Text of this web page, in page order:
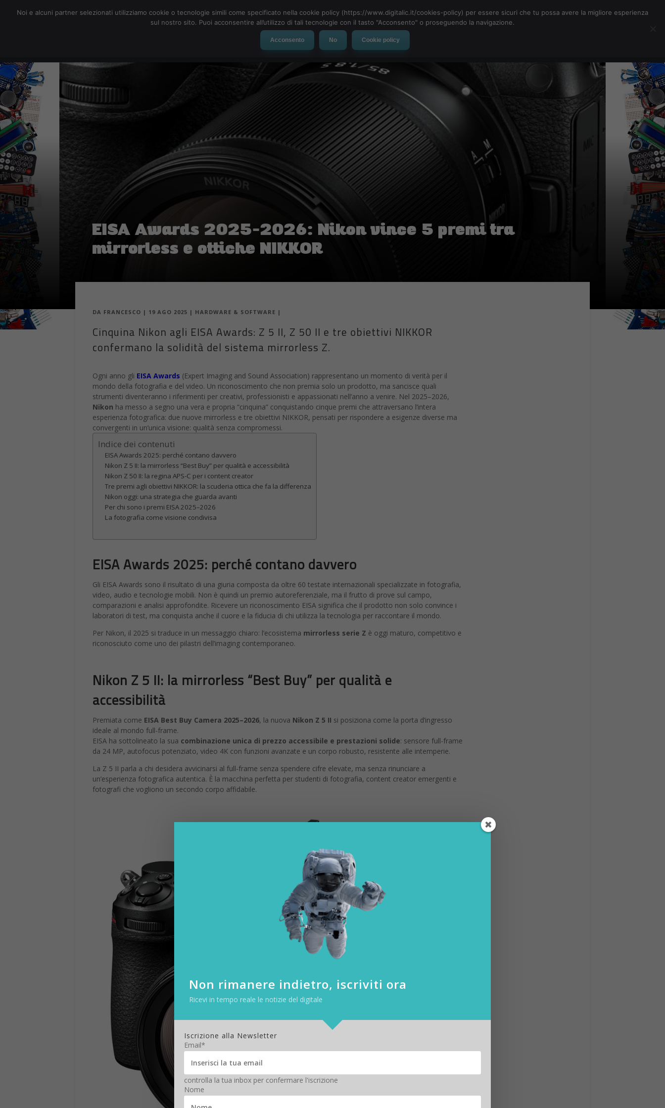
Social Network App Automotive Tech-News
EISA Awards 2025–2026: Nikon vince 5 premi tra
mirrorless e ottiche NIKKOR
DA FRANCESCO | 19 AGO 2025 | HARDWARE & SOFTWARE |
Cinquina Nikon agli EISA Awards: Z 5 II, Z 50 II e tre obiettivi NIKKOR
confermano la solidità del sistema mirrorless Z.
Ogni anno gli EISA Awards (Expert Imaging and Sound Association) rappresentano un momento di verità per il
mondo della fotografia e del video. Un riconoscimento che non premia solo un prodotto, ma sancisce quali
strumenti diventeranno i riferimenti per creativi, professionisti e appassionati nell’anno a venire. Nel 2025–2026,
Nikon ha messo a segno una vera e propria “cinquina” conquistando cinque premi che attraversano l’intera
esperienza fotografica: due nuove mirrorless e tre obiettivi NIKKOR, pensati per rispondere a esigenze diverse ma
convergenti in un’unica visione: qualità senza compromessi.
Indice dei contenuti
EISA Awards 2025: perché contano davvero
Nikon Z 5 II: la mirrorless “Best Buy” per qualità e accessibilità
Nikon Z 50 II: la regina APS-C per i content creator
Tre premi agli obiettivi NIKKOR: la scuderia ottica che fa la differenza
Nikon oggi: una strategia che guarda avanti
Per chi sono i premi EISA 2025–2026
La fotografia come visione condivisa
EISA Awards 2025: perché contano davvero
Gli EISA Awards sono il risultato di una giuria composta da oltre 60 testate internazionali specializzate in fotografia,
video, audio e tecnologie mobili. Non è quindi un premio autoreferenziale, ma il frutto di prove sul campo,
comparazioni e analisi approfondite. Ricevere un riconoscimento EISA significa che il prodotto non solo convince i
laboratori di test, ma conquista anche il cuore e la fiducia di chi utilizza la tecnologia per raccontare il mondo.
Per Nikon, il 2025 si traduce in un messaggio chiaro: l’ecosistema mirrorless serie Z è oggi maturo, competitivo e
riconosciuto come uno dei pilastri dell’imaging contemporaneo.
Nikon Z 5 II: la mirrorless “Best Buy” per qualità e
accessibilità
Premiata come EISA Best Buy Camera 2025–2026, la nuova Nikon Z 5 II si posiziona come la porta d’ingresso
ideale al mondo full-frame.
EISA ha sottolineato la sua combinazione unica di prezzo accessibile e prestazioni solide: sensore full-frame
da 24 MP, autofocus potenziato, video 4K con funzioni avanzate e un corpo robusto, resistente alle intemperie.
La Z 5 II parla a chi desidera avvicinarsi al full-frame senza spendere cifre elevate, ma senza rinunciare a
un’esperienza fotografica autentica. È la macchina perfetta per studenti di fotografia, content creator emergenti e
fotografi che vogliono un secondo corpo affidabile.
Non rimanere indietro, iscriviti ora
Ricevi in tempo reale le notizie del digitale
Iscrizione alla Newsletter
Email*
controlla la tua inbox per confermare l'iscrizione
Nome
Noi e alcuni partner selezionati utilizziamo cookie o tecnologie simili come specificato nella cookie policy (https://www.digitalic.it/cookies-policy) per essere sicuri che tu possa avere la migliore esperienza
sul nostro sito. Puoi acconsentire all’utilizzo di tali tecnologie con il tasto "Acconsento" o proseguendo la navigazione.
Acconsento No Cookie policy